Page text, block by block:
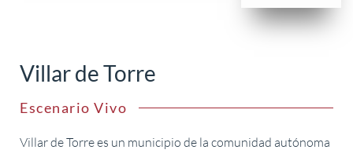
Villar de Torre
Escenario Vivo
Villar de Torre es un municipio de la comunidad autónoma